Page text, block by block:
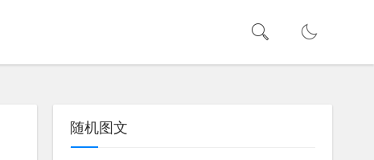
随机图文